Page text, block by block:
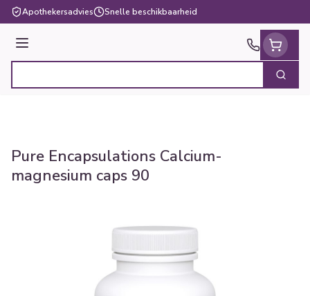
Ga naar de inhoud
Apothekersadvies Snelle beschikbaarheid
Menu
Zoek
Pure Encapsulations Calcium-
magnesium caps 90